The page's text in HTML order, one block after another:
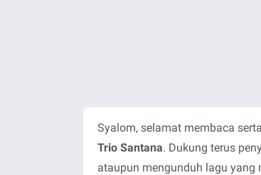
Syalom, selamat membaca
Trio Santana. Dukung terus
ataupun mengunduh lagu yang